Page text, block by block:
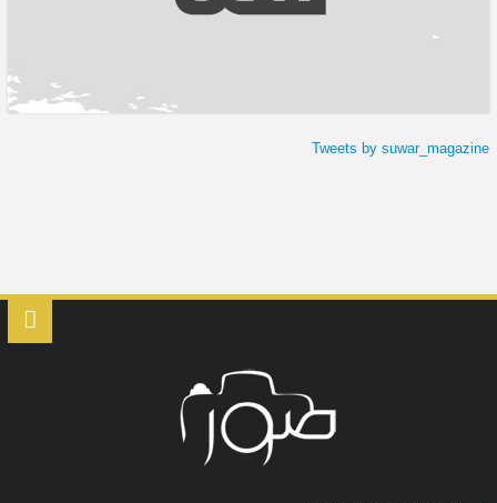
Tweets by suwar_magazine